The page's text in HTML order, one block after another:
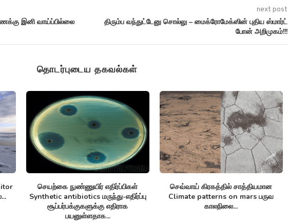
இனி வாய்ப்பில்லை
next post
திரும்ப வந்துட்டேனு சொல்லு – மைக்ரோமேக்ஸின் புதிய ஸ்மார்ட்
போன் அறிமுகம்!!!
தொடர்புடைய தகவல்கள்
செயற்கை நுண்ணுயிர் எதிர்ப்பிகள்
Synthetic antibiotics மருந்து-எதிர்ப்பு
சூப்பர்பக்குகளுக்கு எதிராக
பயனுள்ளதாக...
செவ்வாய் கிரகத்தில் சாத்தியமான
Climate patterns on mars பருவ
காலநிலை...